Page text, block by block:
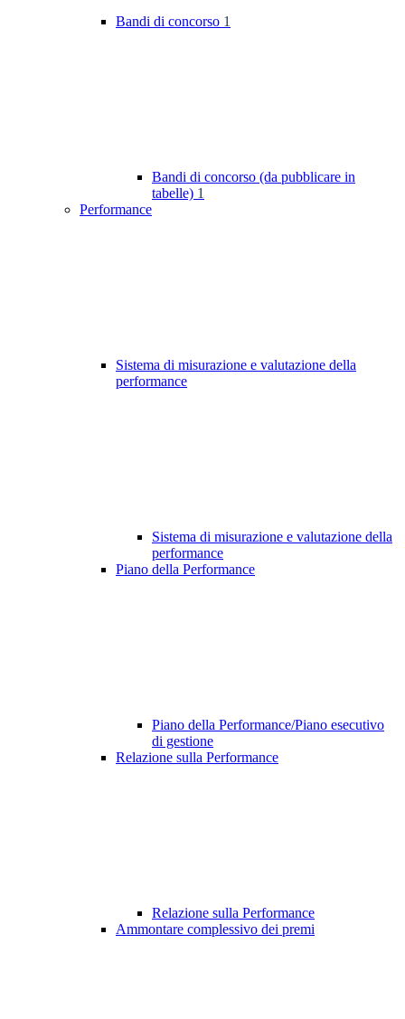
Bandi di concorso 1
Bandi di concorso (da pubblicare in
tabelle) 1
Performance
Sistema di misurazione e valutazione della
performance
Sistema di misurazione e valutazione della
performance
Piano della Performance
Piano della Performance/Piano esecutivo
di gestione
Relazione sulla Performance
Relazione sulla Performance
Ammontare complessivo dei premi